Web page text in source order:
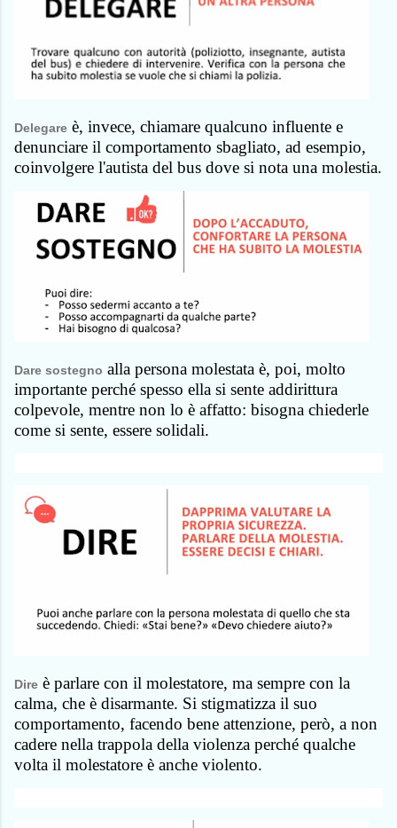
Delegare è, invece, chiamare qualcuno influente e
denunciare il comportamento sbagliato, ad esempio,
coinvolgere l'autista del bus dove si nota una molestia.
Dare sostegno alla persona molestata è, poi, molto
importante perché spesso ella si sente addirittura
colpevole, mentre non lo è affatto: bisogna chiederle
come si sente, essere solidali.
Dire è parlare con il molestatore, ma sempre con la
calma, che è disarmante. Si stigmatizza il suo
comportamento, facendo bene attenzione, però, a non
cadere nella trappola della violenza perché qualche
volta il molestatore è anche violento.